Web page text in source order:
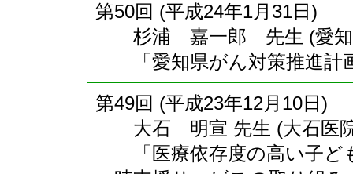
第50回 (平成24年1月31日)
杉浦 嘉一郎 先生 (愛知
「愛知県がん対策推進
第49回 (平成23年12月10日)
大石 明宣 先生 (大石医
「医療依存度の高い子ど